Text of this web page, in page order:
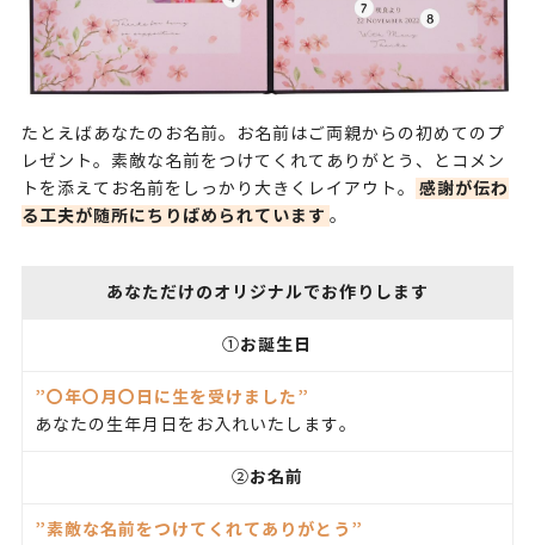
たとえばあなたのお名前。お名前はご両親からの初めてのプ
レゼント。素敵な名前をつけてくれてありがとう、とコメン
トを添えてお名前をしっかり大きくレイアウト。
感謝が伝わ
る工夫が随所にちりばめられています 。
あなただけのオリジナルでお作りします
①お誕生日
”〇年〇月〇日に生を受けました”
あなたの生年月日をお入れいたします。
②お名前
”素敵な名前をつけてくれてありがとう”